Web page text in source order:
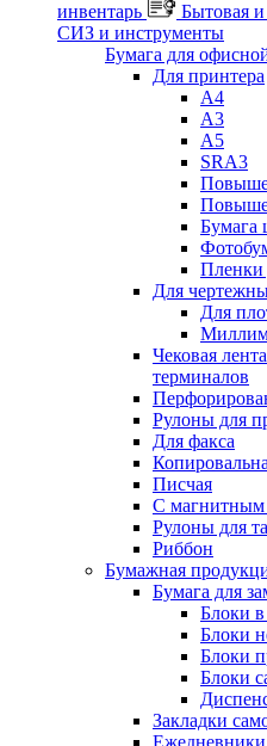
инвентарь
Бытовая
СИЗ и инструменты
Бумага для
Для принтера
А4
А3
А5
SRA3
Бумага
Пленки
Для
Для
Чековая
терминалов
Рулоны для
Для факса
Писчая
С магнитным
Рулоны для
Риббон
Бумажная
Бумага для
Блоки в
Блоки
Блоки
Блоки
Закладки